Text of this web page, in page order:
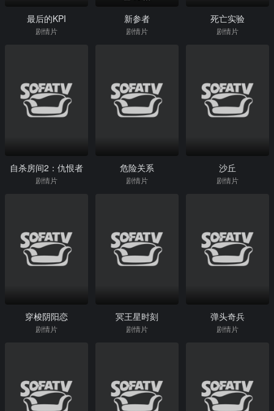
最后的KPI
剧情片
新参者
剧情片
死亡实验
剧情片
自杀房间2：仇恨者
剧情片
危险关系
剧情片
沙丘
剧情片
穿梭阴阳恋
剧情片
冥王星时刻
剧情片
弹头奇兵
剧情片